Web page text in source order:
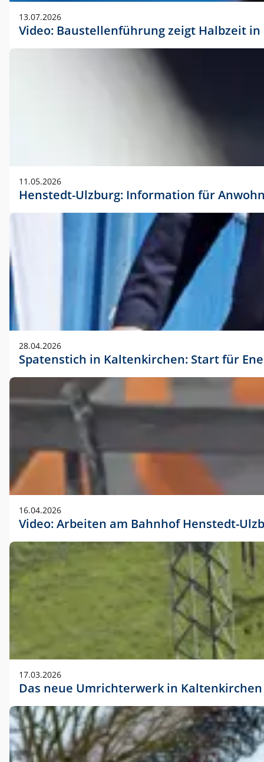
13.07.2026
Video: Baustellenführung zeigt Halbzeit
11.05.2026
Henstedt-Ulzburg: Information für
28.04.2026
Spatenstich in Kaltenkirchen: Start für
16.04.2026
Video: Arbeiten am Bahnhof Henstedt-
17.03.2026
Das neue Umrichterwerk in Kaltenkirchen